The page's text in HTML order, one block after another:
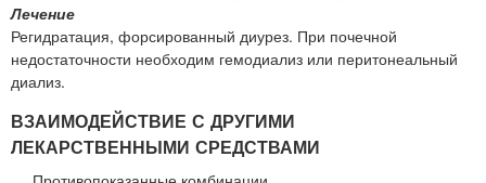
Лечение
Регидратация, форсированный диурез. При почечной
недостаточности необходим гемодиализ или перитонеальный
диализ.
ВЗАИМОДЕЙСТВИЕ С ДРУГИМИ
ЛЕКАРСТВЕННЫМИ СРЕДСТВАМИ